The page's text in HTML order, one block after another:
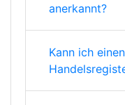
anerkannt?
Kann ich